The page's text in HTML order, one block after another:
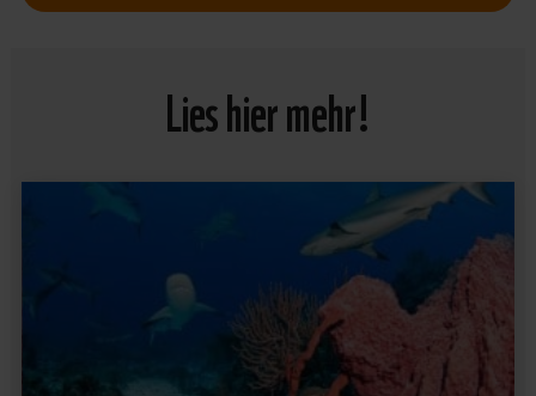
Lies hier mehr!